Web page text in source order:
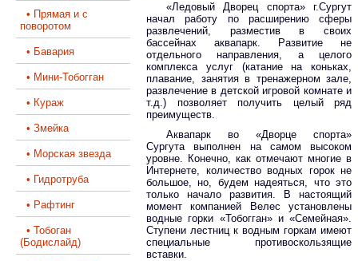
• Прямая и с
поворотом
• Бавария
• Мини-Тобогган
• Кураж
• Змейка
• Морская звезда
• Гидротруба
• Рафтинг
• Тобоган
(Бодислайд)
«Ледовый Дворец спорта» г.Сургут
начал работу по расширению сферы
развлечений, разместив в своих
бассейнах аквапарк. Развитие не
отдельного направления, а целого
комплекса услуг (катание на коньках,
плавание, занятия в тренажерном зале,
развлечение в детской игровой комнате и
т.д.) позволяет получить целый ряд
преимуществ.
Аквапарк во «Дворце спорта»
Сургута выполнен на самом высоком
уровне. Конечно, как отмечают многие в
Интернете, количество водных горок не
большое, но, будем надеяться, что это
только начало развития. В настоящий
момент компанией Велес установлены
водные горки «Тобогган» и «Семейная».
Ступени лестниц к водным горкам имеют
специальные противоскользящие
вставки.